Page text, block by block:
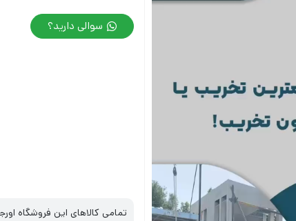
سوالی دارید؟
تمامی کالاهای این فروشگاه